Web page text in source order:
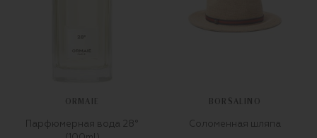
ORMAIE
Парфюмерная вода 28°
BORSALINO
Соломенная шляпа